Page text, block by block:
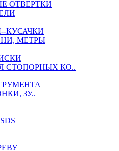
ОТВЕРТКИ
КУСАЧКИ
МЕТРЫ
СТОПОРНЫХ КО..
ЗУ..